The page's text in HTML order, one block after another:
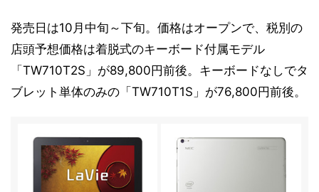
発売日は10月中旬～下旬。価格はオープンで、税別の
店頭予想価格は着脱式のキーボード付属モデル
「TW710T2S」が89,800円前後。キーボードなしでタ
ブレット単体のみの「TW710T1S」が76,800円前後。